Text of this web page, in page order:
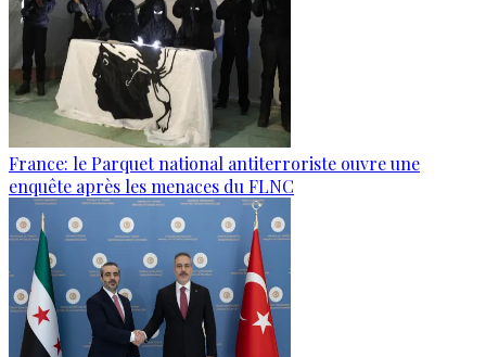
France: le Parquet national antiterroriste ouvre une
enquête après les menaces du FLNC